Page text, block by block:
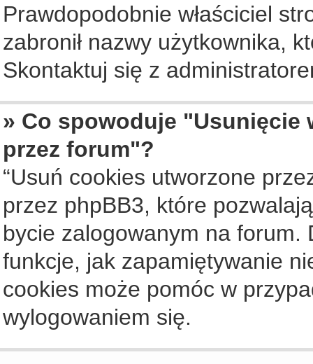
Prawdopodobnie właściciel
zabronił nazwy użytkownika,
Skontaktuj się z
» Co spowoduje
przez forum"?
“Usuń cookies utworzone
przez phpBB3, które
bycie zalogowanym na forum.
funkcje, jak zapamiętywanie
cookies może pomóc w
wylogowaniem się.